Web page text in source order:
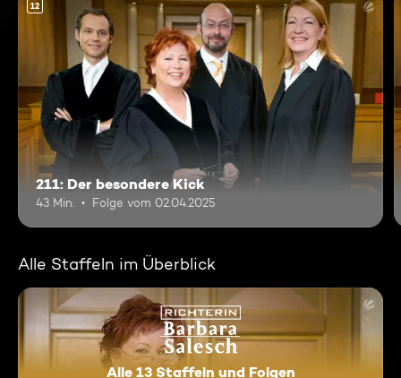
12
211: Der besondere Kick
43 Min. Folge vom 02.04.2025
Alle Staffeln im Überblick
Alle 13 Staffeln und Folgen